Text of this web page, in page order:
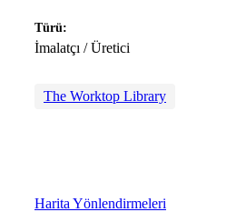
Türü:
İmalatçı / Üretici
The Worktop Library
Harita Yönlendirmeleri